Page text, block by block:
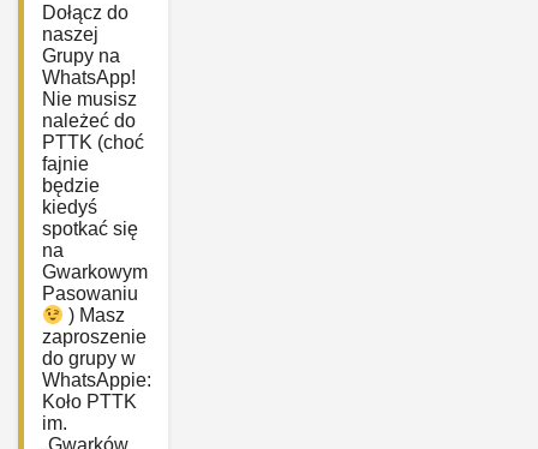
Dołącz do
naszej
Grupy na
WhatsApp!
Nie musisz
należeć do
PTTK (choć
fajnie
będzie
kiedyś
spotkać się
na
Gwarkowym
Pasowaniu
) Masz
zaproszenie
do grupy w
WhatsAppie:
‎Koło PTTK
im.